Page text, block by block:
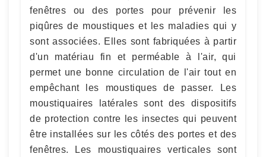
fenêtres ou des portes pour prévenir les
piqûres de moustiques et les maladies qui y
sont associées. Elles sont fabriquées à partir
d'un matériau fin et perméable à l'air, qui
permet une bonne circulation de l'air tout en
empêchant les moustiques de passer. Les
moustiquaires latérales sont des dispositifs
de protection contre les insectes qui peuvent
être installées sur les côtés des portes et des
fenêtres. Les moustiquaires verticales sont